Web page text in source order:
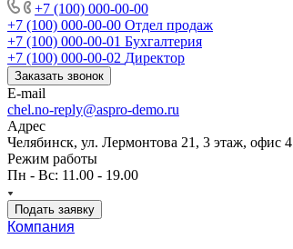
+7 (100) 000-00-00
+7 (100) 000-00-00 Отдел продаж
+7 (100) 000-00-01 Бухгалтерия
+7 (100) 000-00-02 Директор
Заказать звонок
E-mail
chel.no-reply@aspro-demo.ru
Адрес
Челябинск, ул. Лермонтова 21, 3 этаж, офис 4
Режим работы
Пн - Вс: 11.00 - 19.00
Подать заявку
Компания